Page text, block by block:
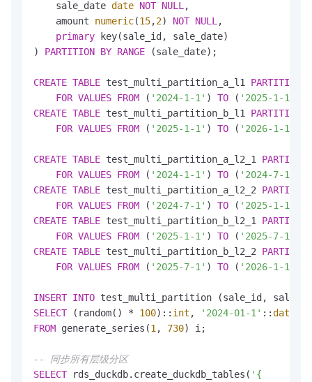
    sale_date
date NOT NULL ,
    amount
numeric(15,2) NOT NULL ,
primary key(sale_id, sale_date)
) PARTITION BY RANGE (sale_date);
CREATE TABLE test_multi_partition_a_l1 PARTITION
FOR VALUES FROM ( '2024-1-1' ) TO ( '2025-1-1'
CREATE TABLE test_multi_partition_b_l1 PARTITION
FOR VALUES FROM ( '2025-1-1' ) TO ( '2026-1-1'
CREATE TABLE test_multi_partition_a_l2_1 PARTITION
FOR VALUES FROM ( '2024-1-1' ) TO ( '2024-7-1'
CREATE TABLE test_multi_partition_a_l2_2 PARTITION
FOR VALUES FROM ( '2024-7-1' ) TO ( '2025-1-1'
CREATE TABLE test_multi_partition_b_l2_1 PARTITION
FOR VALUES FROM ( '2025-1-1' ) TO ( '2025-7-1'
CREATE TABLE test_multi_partition_b_l2_2 PARTITION
FOR VALUES FROM ( '2025-7-1' ) TO ( '2026-1-1'
INSERT INTO
SELECT (random() * 100):: int , '2024-01-1' ::date
FROM generate_series(1 , 730) i;
-- 同步所有层级分区
SELECT rds_duckdb.create_duckdb_tables( '{